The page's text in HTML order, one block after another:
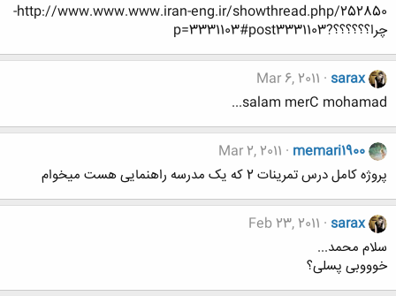
http://www.www.www.iran-eng.ir/showthread.php/252850-
چرا؟؟؟؟؟؟?p=3331103#post3331103
sarax
Mar 6, 2011
salam merC mohamad...
memari1900
Mar 2, 2011
پروژه کامل درس تمرینات 2 که یک مدرسه راهنمایی هست میخوام
sarax
Feb 23, 2011
سلام محمد...
خوووبی پسلی؟